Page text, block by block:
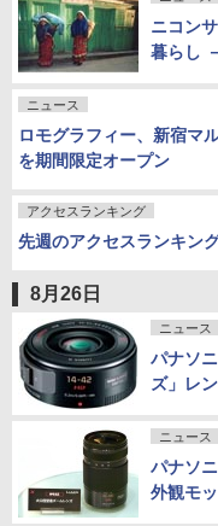
ニコン
暮らし
ニュース
ロモグラフィー、新宿マ
を期間限定オープン
アクセスランキング
先週のアクセスランキン
8月26日
ニュース
パナソ
ズ」レ
ニュース
パナソ
外観モ